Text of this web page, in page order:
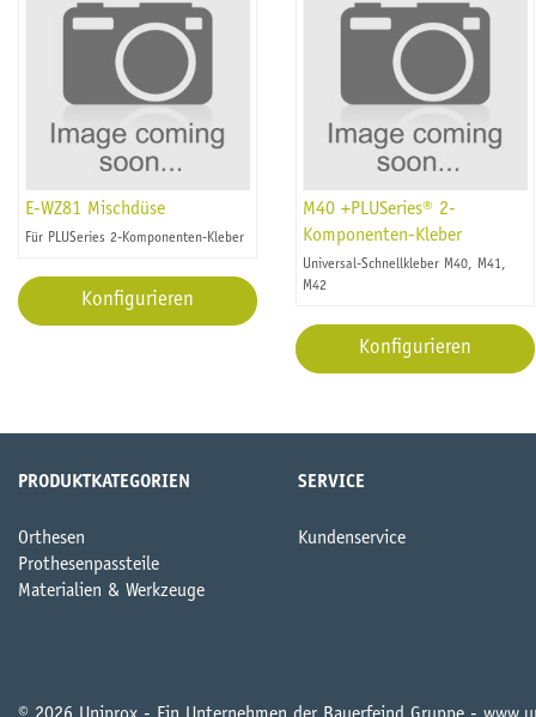
E-WZ81 Mischdüse
Für PLUSeries 2-Komponenten-Kleber
Konfigurieren
M40 +PLUSeries® 2-
Komponenten-Kleber
Universal-Schnellkleber M40, M41,
M42
Konfigurieren
PRODUKTKATEGORIEN
Orthesen
Prothesenpassteile
Materialien & Werkzeuge
SERVICE
Kundenservice